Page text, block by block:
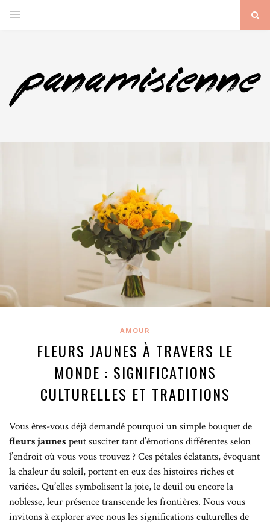
AMOUR
FLEURS JAUNES À TRAVERS LE
MONDE : SIGNIFICATIONS
CULTURELLES ET TRADITIONS
Vous êtes-vous déjà demandé pourquoi un simple bouquet de
fleurs jaunes peut susciter tant d’émotions différentes selon
l’endroit où vous vous trouvez ? Ces pétales éclatants, évoquant
la chaleur du soleil, portent en eux des histoires riches et
variées. Qu’elles symbolisent la joie, le deuil ou encore la
noblesse, leur présence transcende les frontières. Nous vous
invitons à explorer avec nous les significations culturelles de